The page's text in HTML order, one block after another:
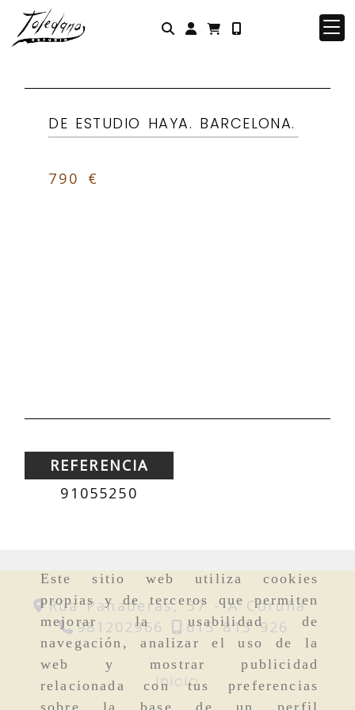
Este sitio web utiliza cookies
propias y de terceros que permiten
mejorar la usabilidad de
navegación, analizar el uso de la
web y mostrar publicidad
relacionada con tus preferencias
Identifícate
DE ESTUDIO HAYA. BARCELONA.
790 €
REFERENCIA
91055250
Rúa Panaderas, 37 -A Coruña
981202966
615 813 926
Inicio